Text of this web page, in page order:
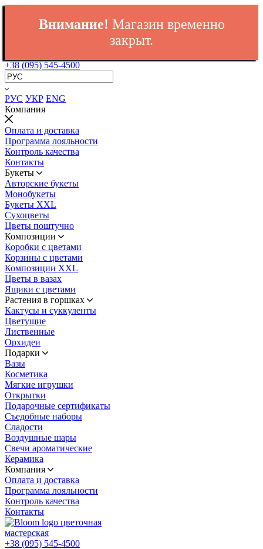
Внимание! Магазин временно
закрыт.
+38 (095) 545-4500
РУС УКР ENG
Компания
Оплата и доставка
Программа лояльности
Контроль качества
Контакты
Букеты
Авторские букеты
Монобукеты
Букеты XXL
Сухоцветы
Цветы поштучно
Композиции
Коробки с цветами
Корзины с цветами
Композиции XXL
Цветы в вазах
Ящики с цветами
Растения в горшках
Кактусы и суккуленты
Цветущие
Лиственные
Орхидеи
Подарки
Вазы
Косметика
Мягкие игрушки
Открытки
Подарочные сертификаты
Съедобные наборы
Сладости
Воздушные шары
Свечи ароматические
Керамика
Компания
Оплата и доставка
Программа лояльности
Контроль качества
Контакты
цветочная
мастерская
+38 (095) 545-4500